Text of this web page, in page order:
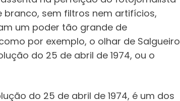
sem filtros nem artifícios,
um poder tão grande de
por exemplo, o olhar de Salgueiro
do 25 de abril de 1974, ou o
do 25 de abril de 1974, é um dos